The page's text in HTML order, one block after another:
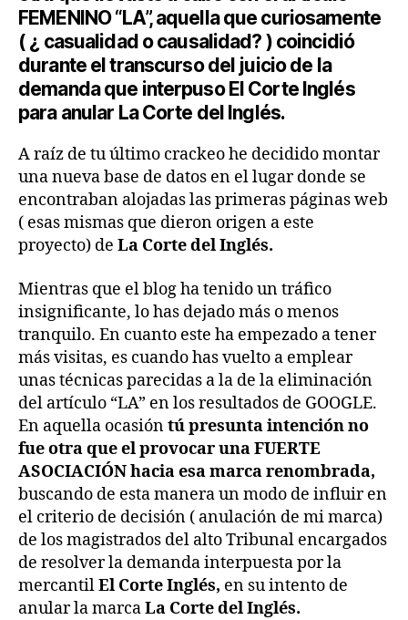
FEMENINO “LA”, aquella que curiosamente
( ¿ casualidad o causalidad? ) coincidió
durante el transcurso del juicio de la
demanda que interpuso El Corte Inglés
para anular La Corte del Inglés.
A raíz de tu último crackeo he decidido montar
una nueva base de datos en el lugar donde se
encontraban alojadas las primeras páginas web
( esas mismas que dieron origen a este
proyecto) de La Corte del Inglés.
Mientras que el blog ha tenido un tráfico
insignificante, lo has dejado más o menos
tranquilo. En cuanto este ha empezado a tener
más visitas, es cuando has vuelto a emplear
unas técnicas parecidas a la de la eliminación
del artículo “LA” en los resultados de GOOGLE.
En aquella ocasióntú presunta intención no
fue otra que el provocar una FUERTE
ASOCIACIÓN hacia esa marca renombrada,
buscando de esta manera un modo de influir en
el criterio de decisión ( anulación de mi marca)
de los magistrados del alto Tribunal encargados
de resolver la demanda interpuesta por la
mercantilEl Corte Inglés, en su intento de
anular la marcaLa Corte del Inglés.